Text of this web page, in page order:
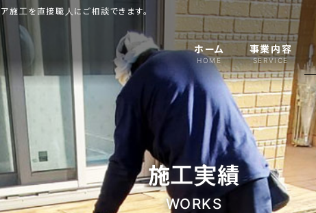
施工を直接職人にご相談できます。
ホーム
HOME
事業内容
SERVICE
施工実績
WORKS